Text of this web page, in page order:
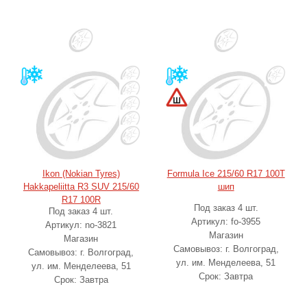
Ikon (Nokian Tyres)
Hakkapeliitta R3 SUV 215/60
R17 100R
Под заказ 4 шт.
Артикул: no-3821
Магазин
Самовывоз: г. Волгоград,
ул. им. Менделеева, 51
Срок: Завтра
Formula Ice 215/60 R17 100T
шип
Под заказ 4 шт.
Артикул: fo-3955
Магазин
Самовывоз: г. Волгоград,
ул. им. Менделеева, 51
Срок: Завтра